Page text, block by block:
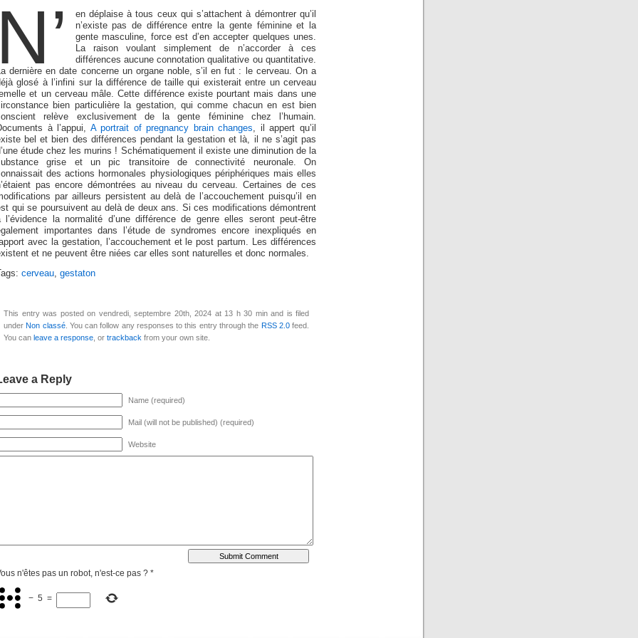
en déplaise à tous ceux qui s’attachent à démontrer qu’il
n’existe pas de différence entre la gente féminine et la
gente masculine, force est d’en accepter quelques unes.
La raison voulant simplement de n’accorder à ces
différences aucune connotation qualitative ou quantitative.
dernière en date concerne un organe noble, s’il en fut : le cerveau. On a
glosé à l’infini sur la différence de taille qui existerait entre un cerveau
et un cerveau mâle. Cette différence existe pourtant mais dans une
bien particulière la gestation, qui comme chacun en est bien
relève exclusivement de la gente féminine chez l’humain.
à l’appui, A portrait of pregnancy brain changes , il appert qu’il
bel et bien des différences pendant la gestation et là, il ne s’agit pas
étude chez les murins ! Schématiquement il existe une diminution de la
grise et un pic transitoire de connectivité neuronale. On
des actions hormonales physiologiques périphériques mais elles
pas encore démontrées au niveau du cerveau. Certaines de ces
par ailleurs persistent au delà de l’accouchement puisqu’il en
qui se poursuivent au delà de deux ans. Si ces modifications démontrent
l’évidence la normalité d’une différence de genre elles seront peut-être
importantes dans l’étude de syndromes encore inexpliqués en
avec la gestation, l’accouchement et le post partum. Les différences
et ne peuvent être niées car elles sont naturelles et donc normales.
cerveau, gestaton
This entry was posted on vendredi, septembre 20th, 2024 at 13 h 30 min and is filed
underNon classé. You can follow any responses to this entry through the RSS 2.0feed.
You can leave a response , or trackback from your own site.
a Reply
Name (required)
Mail (will not be published) (required)
Website
n'êtes pas un robot, n'est-ce pas ? *
− 5 =